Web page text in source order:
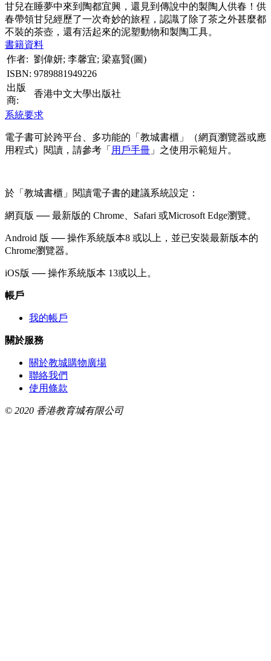
甘兒在睡夢中來到陶都宜興，還見到傳說中的製陶人供春！供
春帶領甘兒經歷了一次奇妙的旅程，認識了除了茶之外甚麼都
不裝的茶壺，還有活起來的泥塑動物和製陶工具。
書籍資料
作者: 劉偉妍; 李馨宜; 梁嘉賢(圖)
ISBN: 9789881949226
出版
商:
香港中文大學出版社
系統要求
電子書可於跨平台、多功能的「教城書櫃」（網頁瀏覽器或應
用程式）閱讀，請參考「 用戶手冊 」之使用示範短片。
於「教城書櫃」閱讀電子書的建議系統設定：
網頁版 ── 最新版的 Chrome、Safari 或Microsoft Edge瀏覽。
Android 版 ── 操作系統版本8 或以上，並已安裝最新版本的
Chrome瀏覽器。
iOS版 ── 操作系統版本 13或以上。
帳戶
我的帳戶
關於服務
關於教城購物廣場
聯絡我們
使用條款
© 2020 香港教育城有限公司